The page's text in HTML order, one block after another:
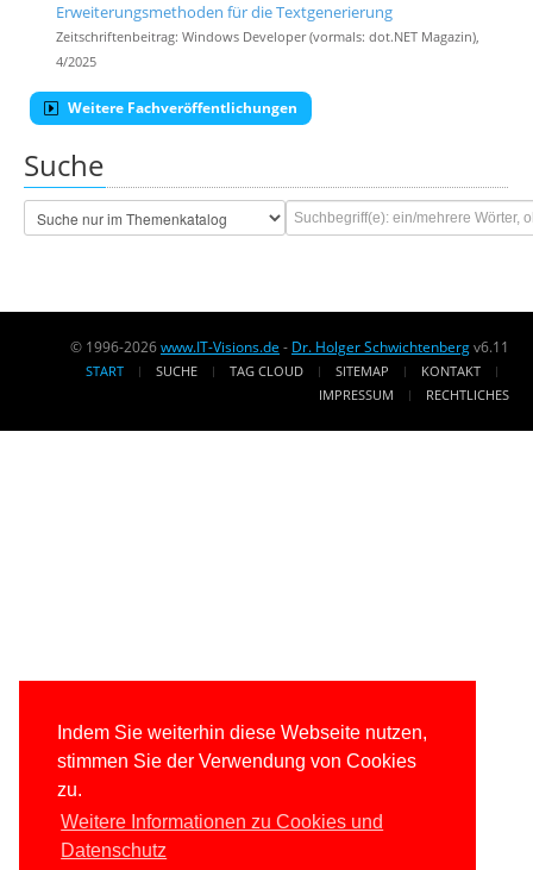
Indem Sie weiterhin diese Webseite nutzen,
stimmen Sie der Verwendung von Cookies
zu.
Weitere Informationen zu Cookies und
Datenschutz
Erweiterungsmethoden für die Textgenerierung
Zeitschriftenbeitrag: Windows Developer (vormals: dot.NET Magazin),
4/2025
Weitere Fachveröffentlichungen
Suche
© 1996-2026www.IT-Visions.de - Dr. Holger Schwichtenbergv6.11
START SUCHE TAG CLOUD SITEMAP
KONTAKT
IMPRESSUM
RECHTLICHES